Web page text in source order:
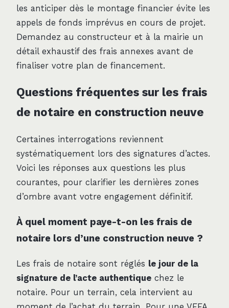
les anticiper dès le montage financier évite les
appels de fonds imprévus en cours de projet.
Demandez au constructeur et à la mairie un
détail exhaustif des frais annexes avant de
finaliser votre plan de financement.
Questions fréquentes sur les frais
de notaire en construction neuve
Certaines interrogations reviennent
systématiquement lors des signatures d’actes.
Voici les réponses aux questions les plus
courantes, pour clarifier les dernières zones
d’ombre avant votre engagement définitif.
À quel moment paye-t-on les frais de
notaire lors d’une construction neuve ?
Les frais de notaire sont réglés le jour de la
signature de l’acte authentique chez le
notaire. Pour un terrain, cela intervient au